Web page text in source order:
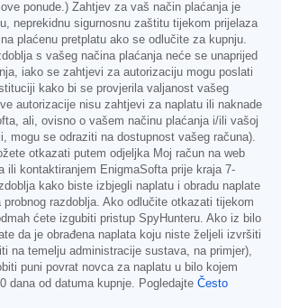
ponude.) Zahtjev za vaš način plaćanja je
neprekidnu sigurnosnu zaštitu tijekom prijelaza
plaćenu pretplatu ako se odlučite za kupnju.
s vašeg načina plaćanja neće se unaprijed
iako se zahtjevi za autorizaciju mogu poslati
kako bi se provjerila valjanost vašeg
autorizacije nisu zahtjevi za naplatu ili naknade
ali, ovisno o vašem načinu plaćanja i/ili vašoj
mogu se odraziti na dostupnost vašeg računa).
otkazati putem odjeljka Moj račun na web
ili kontaktiranjem EnigmaSofta prije kraja 7-
kako biste izbjegli naplatu i obradu naplate
razdoblja. Ako odlučite otkazati tijekom
ćete izgubiti pristup SpyHunteru. Ako iz bilo
da je obrađena naplata koju niste željeli izvršiti
na temelju administracije sustava, na primjer),
puni povrat novca za naplatu u bilo kojem
dana od datuma kupnje. Pogledajte Često